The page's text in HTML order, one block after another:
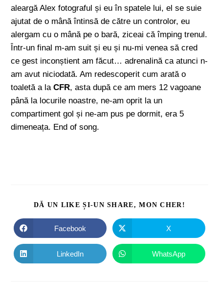
aleargă Alex fotograful și eu în spatele lui, el se suie
ajutat de o mână întinsă de către un controlor, eu
alergam cu o mână pe o bară, ziceai că împing trenul.
Într-un final m-am suit și eu și nu-mi venea să cred
ce gest inconștient am făcut… adrenalină ca atunci n-
am avut niciodată. Am redescoperit cum arată o
toaletă a laCFR, asta după ce am mers 12 vagoane
până la locurile noastre, ne-am oprit la un
compartiment gol și ne-am pus pe dormit, era 5
dimeneața. End of song.
DĂ UN LIKE ȘI-UN SHARE, MON CHER!
Facebook X
LinkedIn WhatsApp